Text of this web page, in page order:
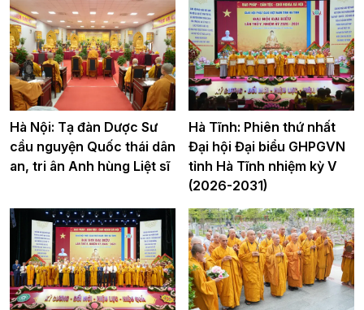
Hà Nội: Tạ đàn Dược Sư
cầu nguyện Quốc thái dân
an, tri ân Anh hùng Liệt sĩ
Hà Tĩnh: Phiên thứ nhất
Đại hội Đại biểu GHPGVN
tỉnh Hà Tĩnh nhiệm kỳ V
(2026-2031)